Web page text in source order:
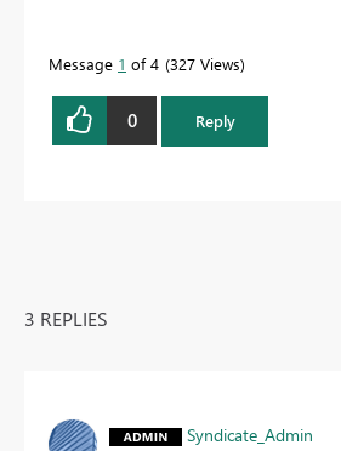
Message 1 of 4 327 Views
0 Reply
3 REPLIES
Syndicate_Admin